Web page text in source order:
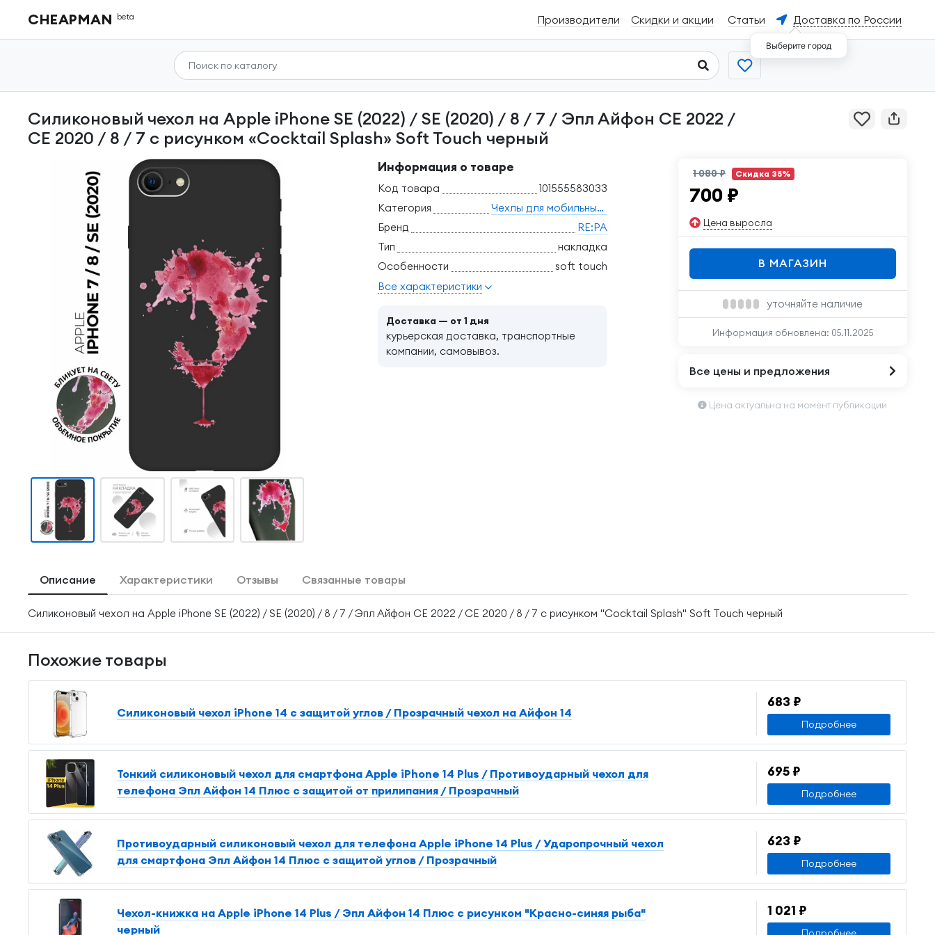
CHEAPMAN beta Производители Скидки и акции Статьи Доставка по России
Выберите город
Силиконовый чехол на Apple iPhone SE (2022) / SE (2020) / 8 / 7 / Эпл Айфон СЕ 2022 /
СЕ 2020 / 8 / 7 с рисунком «Cocktail Splash» Soft Touch черный
Информация о товаре
Код товара
101555583033
Категория
Чехлы для мобильных телефонов
Бренд
RE:PA
Тип
накладка
Особенности
soft touch
Все характеристики
Доставка — от 1 дня
курьерская доставка, транспортные
компании, самовывоз.
1 080 ₽ Скидка 35%
700₽
Цена выросла
В МАГАЗИН
уточняйте наличие
Информация обновлена: 05.11.2025
Все цены и предложения
Цена актуальна на момент публикации
Описание Характеристики Отзывы Связанные товары
Силиконовый чехол на Apple iPhone SE (2022) / SE (2020) / 8 / 7 / Эпл Айфон СЕ 2022 / СЕ 2020 / 8 / 7 с рисунком "Cocktail Splash" Soft Touch черный
Похожие товары
Силиконовый чехол iPhone 14 с защитой углов / Прозрачный чехол на Айфон 14
683 ₽
Подробнее
Тонкий силиконовый чехол для смартфона Apple iPhone 14 Plus / Противоударный чехол для
телефона Эпл Айфон 14 Плюс с защитой от прилипания / Прозрачный
695 ₽
Подробнее
Противоударный силиконовый чехол для телефона Apple iPhone 14 Plus / Ударопрочный чехол
для смартфона Эпл Айфон 14 Плюс с защитой углов / Прозрачный
623 ₽
Подробнее
Чехол-книжка на Apple iPhone 14 Plus / Эпл Айфон 14 Плюс с рисунком "Красно-синяя рыба"
черный
1 021 ₽